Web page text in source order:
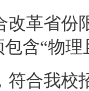
革省份
含“物理
合我校